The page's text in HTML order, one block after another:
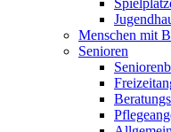
Menschen mit
Senioren